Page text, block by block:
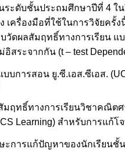
ระดับชั้นประถมศึกษาปีที่ 4 ใน
เครื่องมือที่ใช้ในการวิจัยครั้
วัดผลสัมฤทธิ์ทางการเรียน
อิสระจากกัน (t – test
บบการสอน ยู.ซี.เอส.ซีเอส.
มฤทธิ์ทางการเรียนวิชาคณิต
Learning) สำหรับการแก้
ะการแก้ปัญหาของนักเรียนชั้น